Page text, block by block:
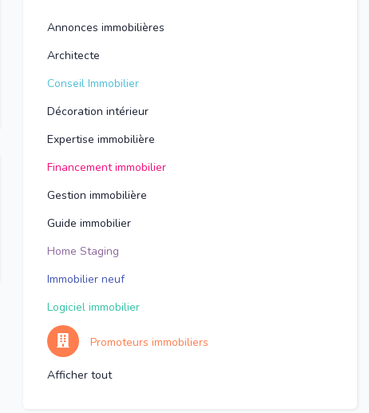
Annonces immobilières
Architecte
Conseil Immobilier
Décoration intérieur
Expertise immobilière
Financement immobilier
Gestion immobilière
Guide immobilier
Home Staging
Immobilier neuf
Logiciel immobilier
Promoteurs immobiliers
Afficher tout